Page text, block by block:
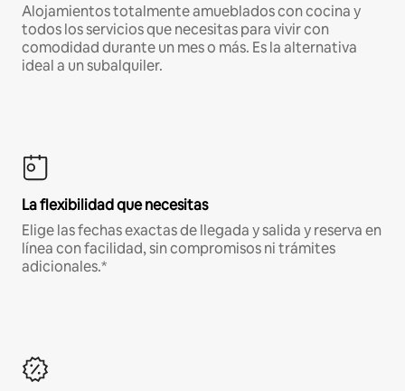
Alojamientos totalmente amueblados con cocina y
todos los servicios que necesitas para vivir con
comodidad durante un mes o más. Es la alternativa
ideal a un subalquiler.
La flexibilidad que necesitas
Elige las fechas exactas de llegada y salida y reserva en
línea con facilidad, sin compromisos ni trámites
adicionales.*